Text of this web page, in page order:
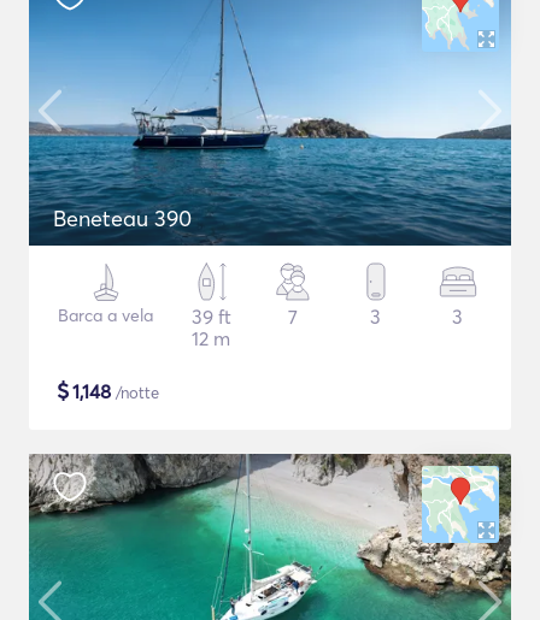
Beneteau 390
Barca a vela
39 ft
12 m
7 3 3
$1,148 /notte